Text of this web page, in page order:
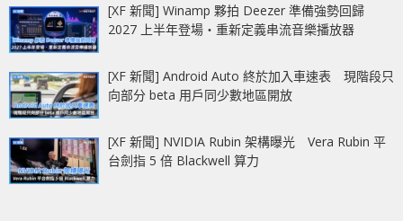
[XF 新聞] Winamp 夥拍 Deezer 準備強勢回歸
2027 上半年登場‧重新定義串流音樂播放器
[XF 新聞] Android Auto 終於加入車速表 現階段只
向部分 beta 用戶同少數地區開放
[XF 新聞] NVIDIA Rubin 架構曝光 Vera Rubin 平
台劍指 5 倍 Blackwell 算力